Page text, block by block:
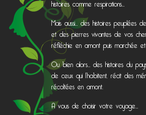
Mais aussi… des histoires peuplées
et des pierres vivantes de vos
réfléchie en amont puis marchée
Ou bien alors… des histoires du
de ceux qui l’habitent, récit des
récoltées en amont.
A vous de choisir votre voyage…